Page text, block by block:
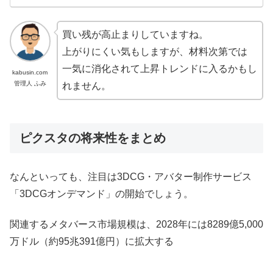
kabusin.com
管理人 ふみ
買い残が高止まりしていますね。
上がりにくい気もしますが、材料次第では
一気に消化されて上昇トレンドに入るかもし
れません。
ピクスタの将来性をまとめ
なんといっても、注目は3DCG・アバター制作サービス
「3DCGオンデマンド」の開始でしょう。
関連するメタバース市場規模は、2028年には8289億5,000
万ドル（約95兆391億円）に拡大する